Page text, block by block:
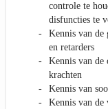
controle te
disfuncties te
Kennis van de
en retarders
Kennis van de
krachten
Kennis van
Kennis van de